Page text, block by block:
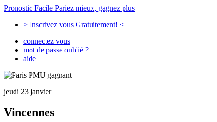
Pronostic Facile Pariez mieux, gagnez plus
> Inscrivez vous Gratuitement! <
connectez vous
mot de passe oublié ?
aide
jeudi 23 janvier
Vincennes